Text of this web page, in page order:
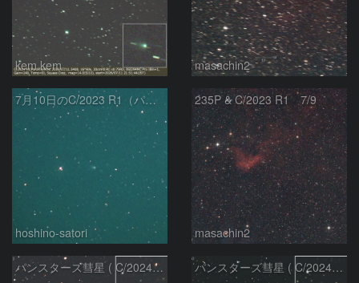
kem.kem masachin2
7月10日のC/2023 R1（パンスターズ彗星）
hoshino-satori
235P & C/2023 R1 7/9
masachin2
パンスターズ彗星 ( C/2024R4 )：2026/06/28 パンスターズ彗星 ( C/2024G4 )の予報位置：2026/06/23